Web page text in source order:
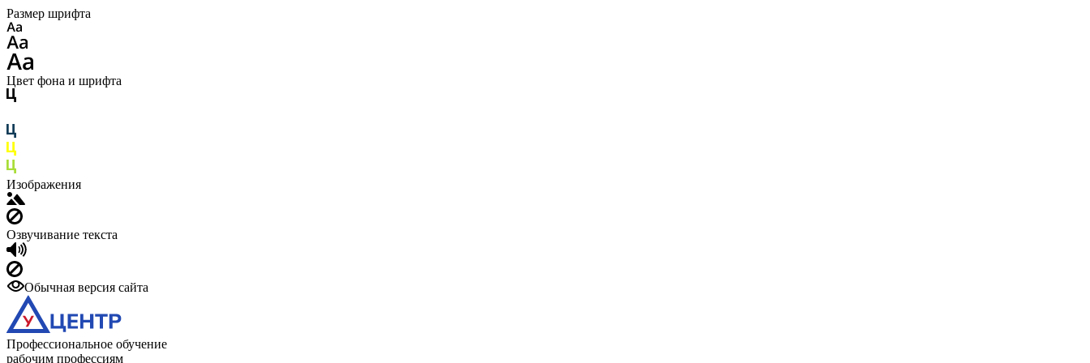
Размер шрифта
Цвет фона и шрифта
Изображения
Озвучивание текста
Обычная версия сайта
Профессиональное обучение
рабочим профессиям